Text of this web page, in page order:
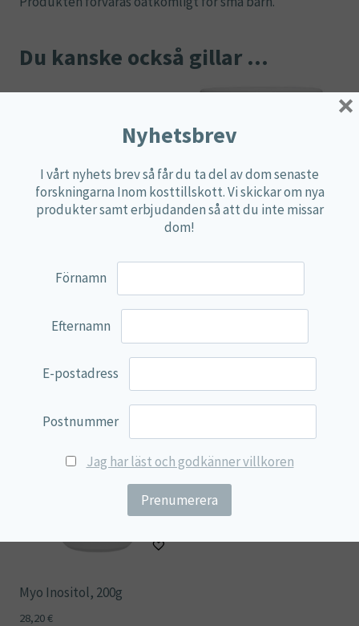
Du kanske också gillar …
Kolin, Kolinbitartrat
Lägg till i varukorg
(fosfatidylkolin inositol
kosttillskott)
Myo Inositol, 200g
28,20€
Nyhetsbrev
I vårt nyhets brev så får du ta del av dom senaste
forskningarna Inom kosttillskott. Vi skickar om nya
produkter samt erbjudanden så att du inte missar
dom!
Förnamn
Efternamn
E-postadress
Postnummer
Jag har läst och godkänner villkoren
×